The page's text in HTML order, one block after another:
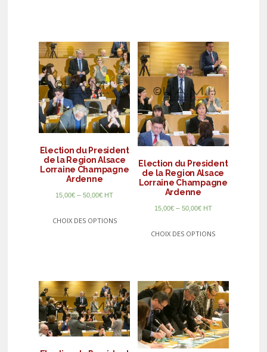
Election du President
de la Region Alsace
Lorraine Champagne
Ardenne
15,00€ –50,00€ HT
CHOIX DES OPTIONS
Election du President
de la Region Alsace
Lorraine Champagne
Ardenne
15,00€– 50,00€ HT
CHOIX DES OPTIONS